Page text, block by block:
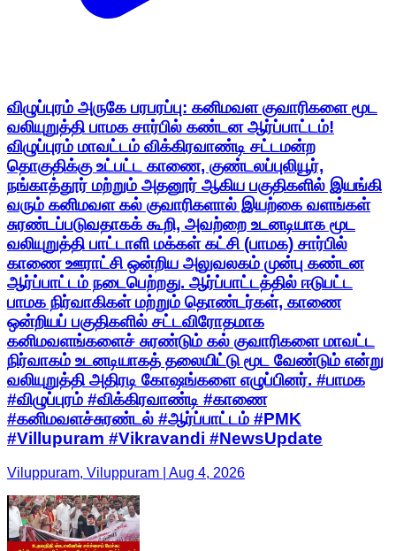
விழுப்புரம் அருகே பரபரப்பு: கனிமவள குவாரிகளை மூட
வலியுறுத்தி பாமக சார்பில் கண்டன ஆர்ப்பாட்டம்!
விழுப்புரம் மாவட்டம் விக்கிரவாண்டி சட்டமன்ற
தொகுதிக்கு உட்பட்ட காணை, குண்டலப்புலியூர்,
நங்காத்தூர் மற்றும் அதனூர் ஆகிய பகுதிகளில் இயங்கி
வரும் கனிமவள கல் குவாரிகளால் இயற்கை வளங்கள்
சுரண்டப்படுவதாகக் கூறி, அவற்றை உடனடியாக மூட
வலியுறுத்தி பாட்டாளி மக்கள் கட்சி (பாமக) சார்பில்
காணை ஊராட்சி ஒன்றிய அலுவலகம் முன்பு கண்டன
ஆர்ப்பாட்டம் நடைபெற்றது. ஆர்ப்பாட்டத்தில் ஈடுபட்ட
பாமக நிர்வாகிகள் மற்றும் தொண்டர்கள், காணை
ஒன்றியப் பகுதிகளில் சட்டவிரோதமாக
கனிமவளங்களைச் சுரண்டும் கல் குவாரிகளை மாவட்ட
நிர்வாகம் உடனடியாகத் தலையிட்டு மூட வேண்டும் என்று
வலியுறுத்தி அதிரடி கோஷங்களை எழுப்பினர். #பாமக
#விழுப்புரம் #விக்கிரவாண்டி #காணை
#கனிமவளச்சுரண்டல் #ஆர்ப்பாட்டம் #PMK
#Villupuram #Vikravandi #NewsUpdate
Viluppuram, Viluppuram | Aug 4, 2026